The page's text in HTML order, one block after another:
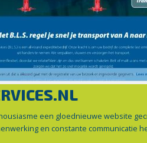
een gloednieuwe website
en constante communicatie